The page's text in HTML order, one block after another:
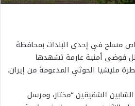
مسلح في إحدى البلدات بمحافظة
فوضى أمنية عارمة تشهدها
مليشيا الحوثي المدعومة من إيران.
الشقيقين “مختار، ومرسل